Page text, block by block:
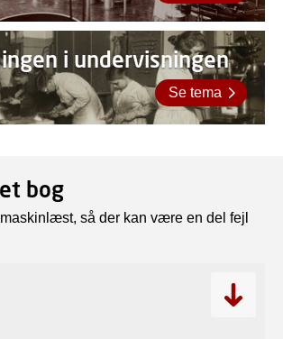
i undervisningen
Se tema
bog
så der kan være en del fejl